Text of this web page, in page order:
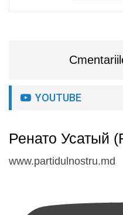
YOUTUBE
Ренато Усатый
www.partidulnostru.md